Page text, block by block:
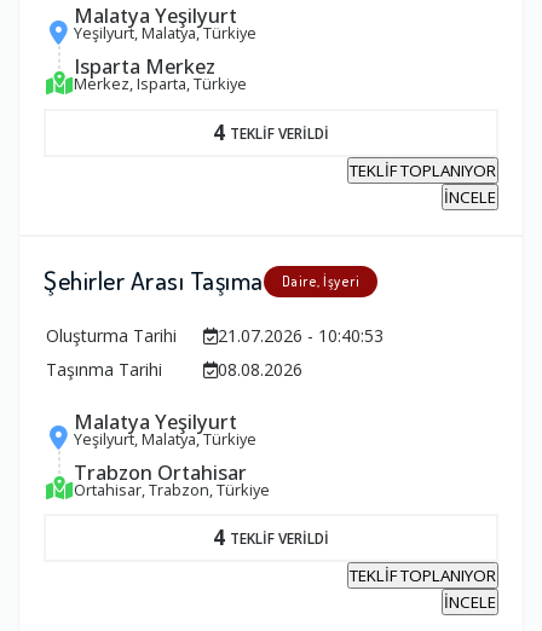
Malatya Yeşilyurt
Yeşilyurt, Malatya, Türkiye
Isparta Merkez
Merkez, Isparta, Türkiye
4 TEKLİF VERİLDİ
TEKLİF TOPLANIYOR
İNCELE
Şehirler Arası Taşıma Daire, İşyeri
Oluşturma Tarihi
21.07.2026 - 10:40:53
Taşınma Tarihi
08.08.2026
Malatya Yeşilyurt
Yeşilyurt, Malatya, Türkiye
Trabzon Ortahisar
Ortahisar, Trabzon, Türkiye
4 TEKLİF VERİLDİ
TEKLİF TOPLANIYOR
İNCELE